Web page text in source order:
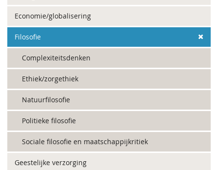
Economie/globalisering
Filosofie
Complexiteitsdenken
Ethiek/zorgethiek
Natuurfilosofie
Politieke filosofie
Sociale filosofie en maatschappijkritiek
Geestelijke verzorging